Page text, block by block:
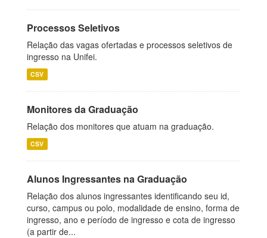
Processos Seletivos
Relação das vagas ofertadas e processos seletivos de
ingresso na Unifei.
CSV
Monitores da Graduação
Relação dos monitores que atuam na graduação.
CSV
Alunos Ingressantes na Graduação
Relação dos alunos ingressantes identificando seu id,
curso, campus ou polo, modalidade de ensino, forma de
ingresso, ano e período de ingresso e cota de ingresso
(a partir de...